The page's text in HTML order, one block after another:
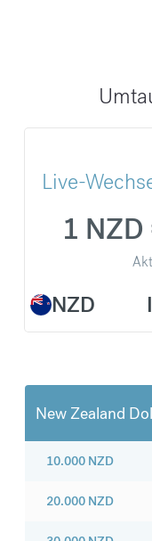
Live-
NZD
1
New Zealand
10.000 NZD
20.000 NZD